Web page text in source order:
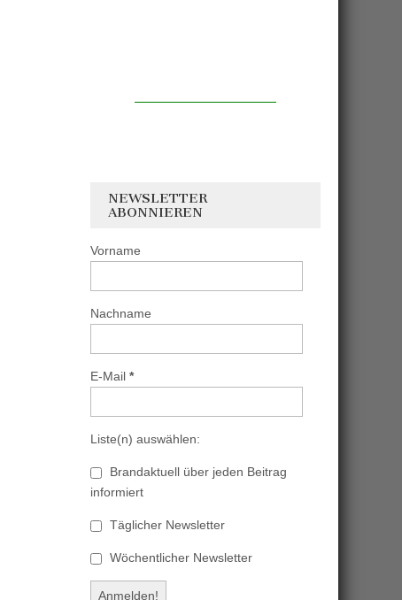
NEWSLETTER
ABONNIEREN
Vorname
Nachname
E-Mail *
Liste(n) auswählen:
Brandaktuell über jeden Beitrag
informiert
Täglicher Newsletter
Wöchentlicher Newsletter